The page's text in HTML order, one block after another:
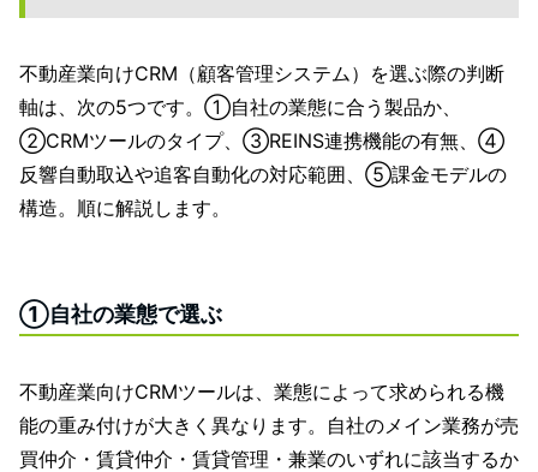
不動産業向けCRM（顧客管理システム）を選ぶ際の判断
軸は、次の5つです。①自社の業態に合う製品か、
②CRMツールのタイプ、③REINS連携機能の有無、④
反響自動取込や追客自動化の対応範囲、⑤課金モデルの
構造。順に解説します。
①自社の業態で選ぶ
不動産業向けCRMツールは、業態によって求められる機
能の重み付けが大きく異なります。自社のメイン業務が売
買仲介・賃貸仲介・賃貸管理・兼業のいずれに該当するか